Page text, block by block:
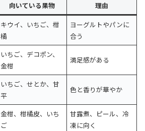
向いている果物 理由
キウイ、いちご、柑
橘
ヨーグルトやパンに
合う
いちご、デコポン、
金柑
満足感がある
いちご、せとか、甘
平
色と香りが華やか
金柑、柑橘皮、いち
ご
甘露煮、ピール、冷
凍に向く